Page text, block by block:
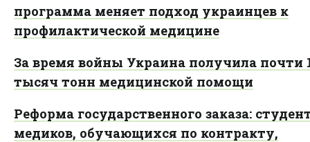
программа меняет подход украинцев к
профилактической медицине
За время войны Украина получила почти
тысяч тонн медицинской помощи
Реформа государственного заказа:
медиков, обучающихся по контракту,